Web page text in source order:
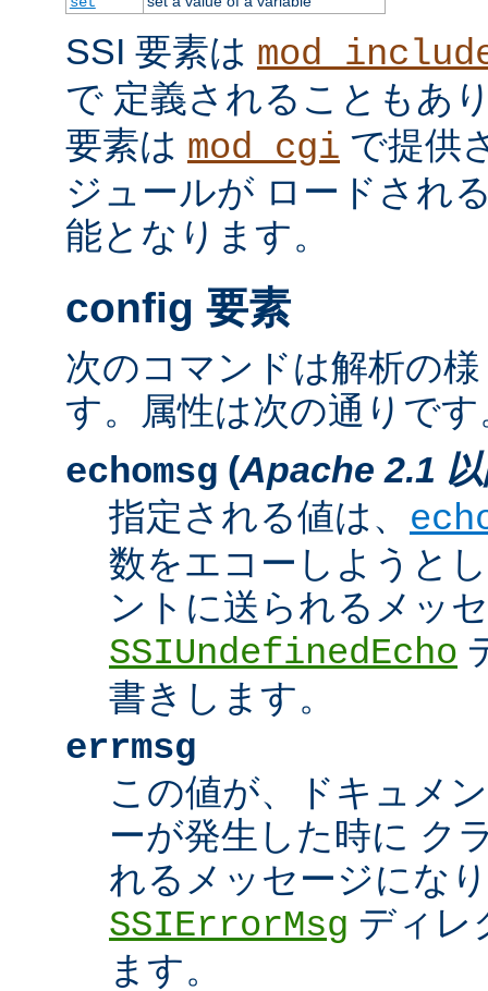
SSI 要素は
で 定義されることもあ
要素は mod_cgi で提供
ジュールが ロードされ
能となります。
config 要素
次のコマンドは解析の
す。属性は次の通りです
echomsg (Apache 2.1
指定される値は、
数をエコーしようと
ントに送られるメッ
SSIUndefinedEcho
書きします。
errmsg
この値が、ドキュメ
ーが発生した時に ク
れるメッセージにな
SSIErrorMsg ディレ
ます。